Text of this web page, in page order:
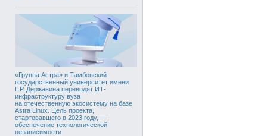
«Группа Астра» и Тамбовский
государственный университет имени
Г.Р. Державина переводят ИТ-
инфраструктуру вуза
на отечественную экосистему на базе
Astra Linux. Цель проекта,
стартовавшего в 2023 году, —
обеспечение технологической
независимости